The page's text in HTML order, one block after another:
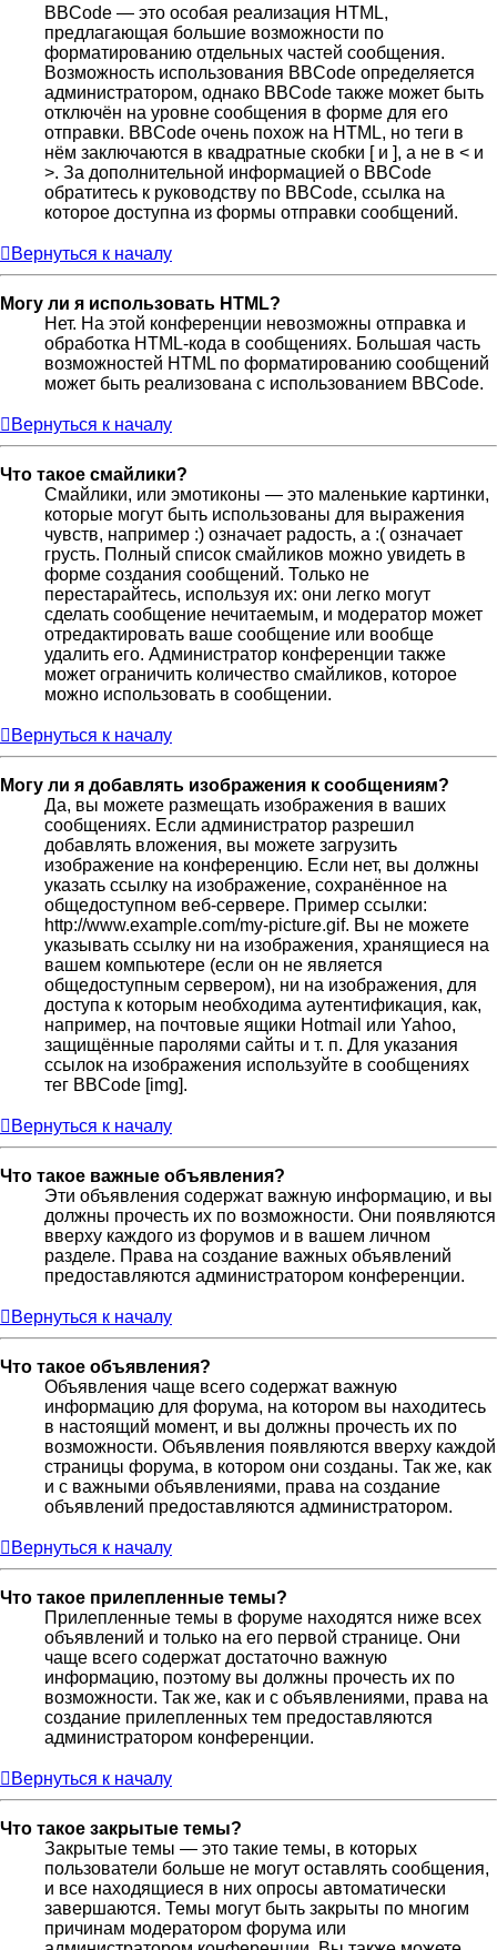
BBCode — это особая реализация HTML,
предлагающая большие возможности по
форматированию отдельных частей сообщения.
Возможность использования BBCode определяется
администратором, однако BBCode также может быть
отключён на уровне сообщения в форме для его
отправки. BBCode очень похож на HTML, но теги в
нём заключаются в квадратные скобки [ и ], а не в < и
>. За дополнительной информацией о BBCode
обратитесь к руководству по BBCode, ссылка на
которое доступна из формы отправки сообщений.
Вернуться к началу
Могу ли я использовать HTML?
Нет. На этой конференции невозможны отправка и
обработка HTML-кода в сообщениях. Большая часть
возможностей HTML по форматированию сообщений
может быть реализована с использованием BBCode.
Вернуться к началу
Что такое смайлики?
Смайлики, или эмотиконы — это маленькие картинки,
которые могут быть использованы для выражения
чувств, например :) означает радость, а :( означает
грусть. Полный список смайликов можно увидеть в
форме создания сообщений. Только не
перестарайтесь, используя их: они легко могут
сделать сообщение нечитаемым, и модератор может
отредактировать ваше сообщение или вообще
удалить его. Администратор конференции также
может ограничить количество смайликов, которое
можно использовать в сообщении.
Вернуться к началу
Могу ли я добавлять изображения к сообщениям?
Да, вы можете размещать изображения в ваших
сообщениях. Если администратор разрешил
добавлять вложения, вы можете загрузить
изображение на конференцию. Если нет, вы должны
указать ссылку на изображение, сохранённое на
общедоступном веб-сервере. Пример ссылки:
http://www.example.com/my-picture.gif. Вы не можете
указывать ссылку ни на изображения, хранящиеся на
вашем компьютере (если он не является
общедоступным сервером), ни на изображения, для
доступа к которым необходима аутентификация, как,
например, на почтовые ящики Hotmail или Yahoo,
защищённые паролями сайты и т. п. Для указания
ссылок на изображения используйте в сообщениях
тег BBCode [img].
Вернуться к началу
Что такое важные объявления?
Эти объявления содержат важную информацию, и вы
должны прочесть их по возможности. Они появляются
вверху каждого из форумов и в вашем личном
разделе. Права на создание важных объявлений
предоставляются администратором конференции.
Вернуться к началу
Что такое объявления?
Объявления чаще всего содержат важную
информацию для форума, на котором вы находитесь
в настоящий момент, и вы должны прочесть их по
возможности. Объявления появляются вверху каждой
страницы форума, в котором они созданы. Так же, как
и с важными объявлениями, права на создание
объявлений предоставляются администратором.
Вернуться к началу
Что такое прилепленные темы?
Прилепленные темы в форуме находятся ниже всех
объявлений и только на его первой странице. Они
чаще всего содержат достаточно важную
информацию, поэтому вы должны прочесть их по
возможности. Так же, как и с объявлениями, права на
создание прилепленных тем предоставляются
администратором конференции.
Вернуться к началу
Что такое закрытые темы?
Закрытые темы — это такие темы, в которых
пользователи больше не могут оставлять сообщения,
и все находящиеся в них опросы автоматически
завершаются. Темы могут быть закрыты по многим
причинам модератором форума или